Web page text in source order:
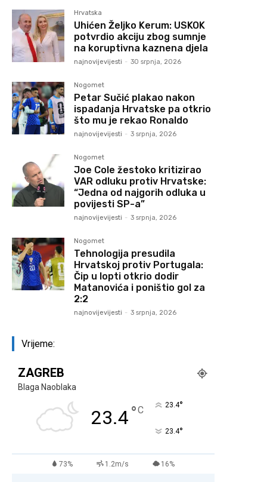
Hrvatska
Uhićen Željko Kerum: USKOK
potvrdio akciju zbog sumnje
na koruptivna kaznena djela
najnovijevijesti - 30 srpnja, 2026
Nogomet
Petar Sučić plakao nakon
ispadanja Hrvatske pa otkrio
što mu je rekao Ronaldo
najnovijevijesti - 3 srpnja, 2026
Nogomet
Joe Cole žestoko kritizirao
VAR odluku protiv Hrvatske:
“Jedna od najgorih odluka u
povijesti SP-a”
najnovijevijesti - 3 srpnja, 2026
Nogomet
Tehnologija presudila
Hrvatskoj protiv Portugala:
Čip u lopti otkrio dodir
Matanovića i poništio gol za
2:2
najnovijevijesti - 3 srpnja, 2026
Vrijeme:
ZAGREB
Blaga Naoblaka
23.4°C 23.4°
23.4°
73% 1.2m/s 16%